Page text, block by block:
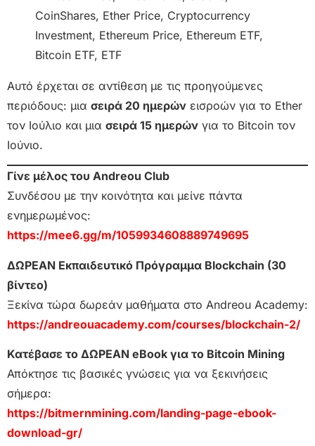
Αυτό έρχεται σε αντίθεση με τις προηγούμενες
περιόδους: μια σειρά 20 ημερών εισροών για το Ether
τον Ιούλιο και μια σειρά 15 ημερών για το Bitcoin τον
Ιούνιο.
Γίνε μέλος του Andreou Club
Συνδέσου με την κοινότητα και μείνε πάντα
ενημερωμένος:
https://mee6.gg/m/1059934608889749695
ΔΩΡΕΑΝ Εκπαιδευτικό Πρόγραμμα Blockchain (30
βίντεο)
Ξεκίνα τώρα δωρεάν μαθήματα στο Andreou Academy:
https://andreouacademy.com/courses/blockchain-2/
Κατέβασε το ΔΩΡΕΑΝ eBook για το Bitcoin Mining
Απόκτησε τις βασικές γνώσεις για να ξεκινήσεις
σήμερα:
https://bitmernmining.com/landing-page-ebook-
download-gr/